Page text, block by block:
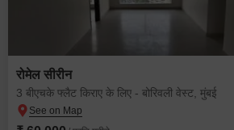
रोमेल सीरीन
3 बीएचके फ्लैट किराए के लिए - बोरिवली वेस्ट, मुंबई